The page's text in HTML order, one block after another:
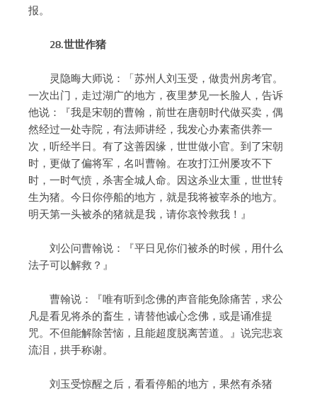
报。
28.世世作猪
灵隐晦大师说：「苏州人刘玉受，做贵州房考官。
一次出门，走过湖广的地方，夜里梦见一长脸人，告诉
他说：『我是宋朝的曹翰，前世在唐朝时代做买卖，偶
然经过一处寺院，有法师讲经，我发心办素斋供养一
次，听经半日。有了这善因缘，世世做小官。到了宋朝
时，更做了偏将军，名叫曹翰。在攻打江州屡攻不下
时，一时气愤，杀害全城人命。因这杀业太重，世世转
生为猪。今日你停船的地方，就是我将被宰杀的地方。
明天第一头被杀的猪就是我，请你哀怜救我！』
刘公问曹翰说：『平日见你们被杀的时候，用什么
法子可以解救？』
曹翰说：『唯有听到念佛的声音能免除痛苦，求公
凡是看见将杀的畜生，请替他诚心念佛，或是诵准提
咒。不但能解除苦恼，且能超度脱离苦道。』说完悲哀
流泪，拱手称谢。
刘玉受惊醒之后，看看停船的地方，果然有杀猪